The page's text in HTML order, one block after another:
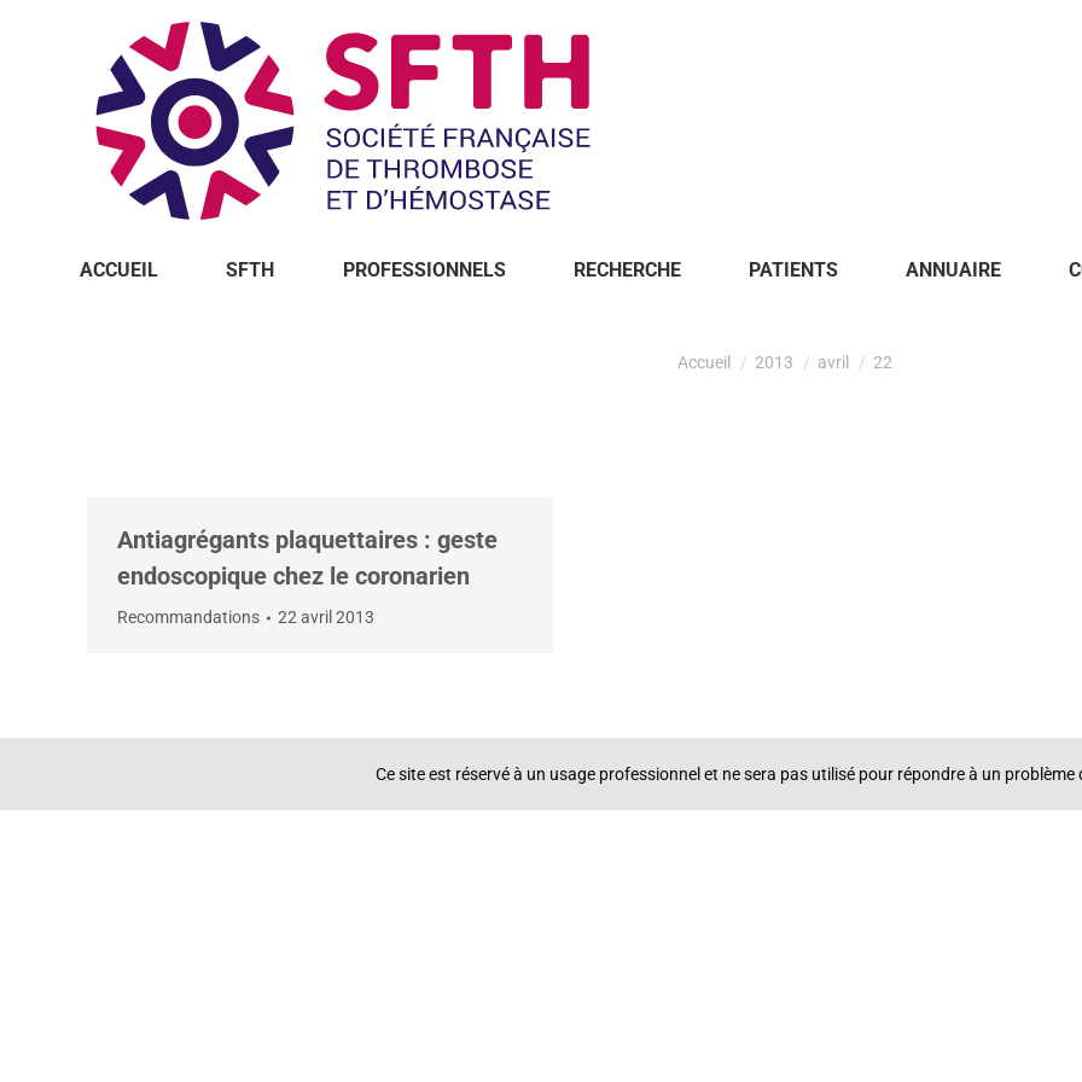
ACCUEIL SFTH PROFESSIONNELS RECHERCHE PATIENTS ANNUAIRE
Accueil 2013 avril 22
Antiagrégants plaquettaires : geste
endoscopique chez le coronarien
Recommandations 22 avril 2013
Ce site est réservé à un usage professionnel et ne sera pas utilisé pour répondre à un